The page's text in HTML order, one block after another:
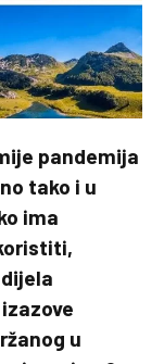
pandemija
tako i u
ima
u